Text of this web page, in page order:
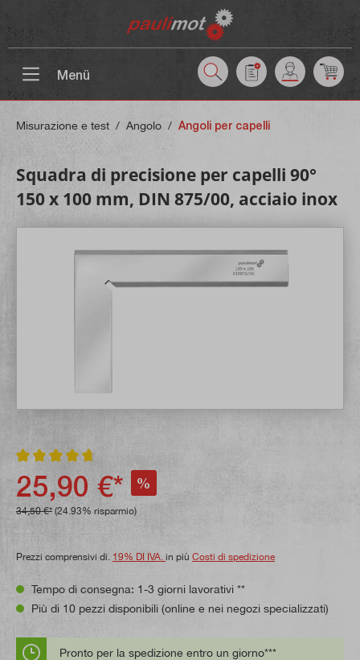
Menü
Misurazione e test / Angolo / Angoli per capelli
Squadra di precisione per capelli 90°
150 x 100 mm, DIN 875/00, acciaio inox
Valutazione media di 4.7 su 5 stelle
25,90 €* %
34,50 €* (24.93% risparmio)
Prezzi comprensivi di. 19% DI IVA. in più Costi di spedizione
Tempo di consegna: 1-3 giorni lavorativi **
Più di 10 pezzi disponibili (online e nei negozi specializzati)
Pronto per la spedizione entro un giorno***